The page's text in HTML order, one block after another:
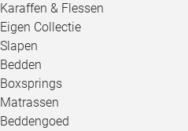
Karaffen & Flessen
Eigen Collectie
Slapen
Bedden
Boxsprings
Matrassen
Beddengoed